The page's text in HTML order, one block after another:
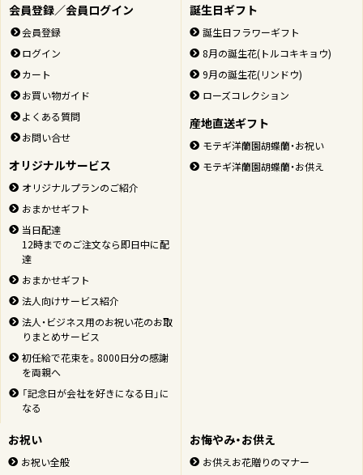
会員登録／会員ログイン
会員登録
ログイン
カート
お買い物ガイド
よくある質問
お問い合せ
オリジナルサービス
オリジナルプランのご紹介
おまかせギフト
当日配達
12時までのご注文なら即日中に配
達
おまかせギフト
法人向けサービス紹介
法人・ビジネス用のお祝い花のお取
りまとめサービス
初任給で花束を。8000日分の感謝
を両親へ
「記念日が会社を好きになる日」に
なる
誕生日ギフト
誕生日フラワーギフト
8月の誕生花(トルコキキョウ)
9月の誕生花(リンドウ)
ローズコレクション
産地直送ギフト
モテギ洋蘭園胡蝶蘭・お祝い
モテギ洋蘭園胡蝶蘭・お供え
お祝い
お祝い全般
お悔やみ・お供え
お供えお花贈りのマナー